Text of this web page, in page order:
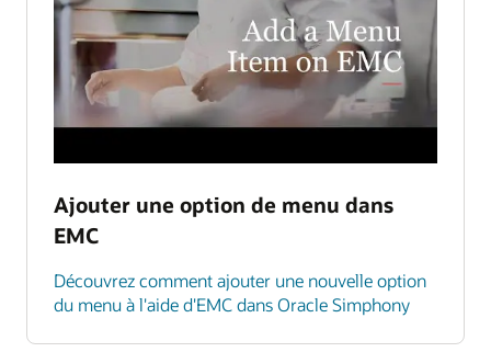
Ajouter une option de menu dans
EMC
Découvrez comment ajouter une nouvelle option
du menu à l'aide d'EMC dans Oracle Simphony